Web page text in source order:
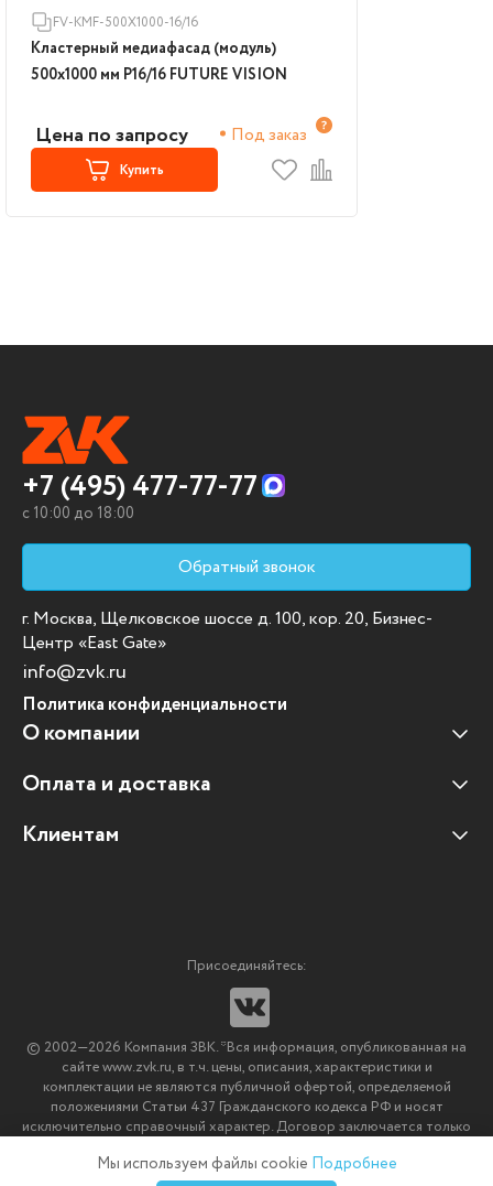
FV-KMF-500Х1000-16/16
Кластерный медиафасад (модуль)
500х1000 мм P16/16 FUTURE VISION
Цена по запросу Под заказ
Купить
+7 (495) 477-77-77
c 10:00 до 18:00
Обратный звонок
г. Москва, Щелковское шоссе д. 100, кор. 20, Бизнес-
Центр «East Gate»
info@zvk.ru
Политика конфиденциальности
О компании
Наши клиенты
Отзывы клиентов
Оплата и доставка
Оплата и доставка
Клиентам
Мультимедийное оборудование
Импортозамещение ПО
© 2002—2026 Компания ЗВК. *Вся информация, опубликованная на
сайте www.zvk.ru, в т.ч. цены, описания, характеристики и
комплектации не являются публичной офертой, определяемой
положениями Статьи 437 Гражданского кодекса РФ и носят
исключительно справочный характер. Договор заключается только
ЗВК.
Присоединяйтесь:
Мы используем файлы cookie Подробнее